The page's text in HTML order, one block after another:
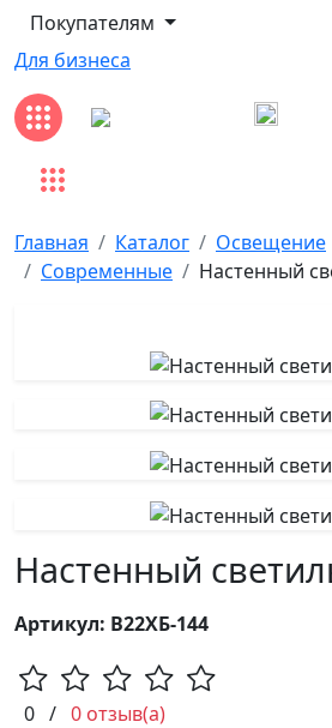
Покупателям
Для бизнеса
Главная Каталог Освещение
Современные
Настенный
Настенный
Артикул: В22ХБ-144
0 / 0 отзыв(а)